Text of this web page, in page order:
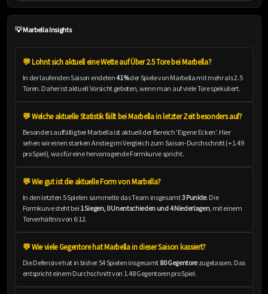
💡 Marbella Insights
💬 Lohnt sich aktuell eine Wette auf Über 2.5 Tore bei Marbella?
In der laufenden Saison endeten41%der Spiele von Marbella mit mehr als 2.5
Toren. Daher ist aktuell Vorsicht geboten, wenn man auf viele Tore spekuliert.
💬 Welche aktuelle Statistik fällt bei Marbella in letzter Zeit besonders auf?
Besonders auffällig bei Marbella ist aktuell der Bereich 'Eigene Ecken'. Hier
sehen wir einen starken Anstieg im Vergleich zum Saison-Durchschnitt (+1.49
pro Spiel), was für eine hervorragende Formkurve spricht.
💬 Wie gut ist die aktuelle Form von Marbella?
In den letzten 5 Spielen sammelte das Team insgesamt3 Punkte. Die
Formkurve steht bei 1 Siegen, 0 Unentschieden und 4 Niederlagen, mit einem
Torverhältnis von 6:12.
💬 Wie viele Gegentore hat Marbella in dieser Saison kassiert?
Die Defensive hat in bisher 54 Spielen insgesamt 80 Gegentorezugelassen. Das
entspricht einem Durchschnitt von 1.48 Gegentoren pro Spiel.